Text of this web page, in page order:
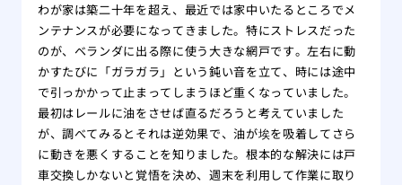
わが家は築二十年を超え、最近では家中いたるところでメ
ンテナンスが必要になってきました。特にストレスだった
のが、ベランダに出る際に使う大きな網戸です。左右に動
かすたびに「ガラガラ」という鈍い音を立て、時には途中
で引っかかって止まってしまうほど重くなっていました。
最初はレールに油をさせば直るだろうと考えていました
が、調べてみるとそれは逆効果で、油が埃を吸着してさら
に動きを悪くすることを知りました。根本的な解決には戸
車交換しかないと覚悟を決め、週末を利用して作業に取り